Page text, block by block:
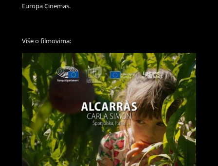
Europa Cinemas.
Više o filmovima: